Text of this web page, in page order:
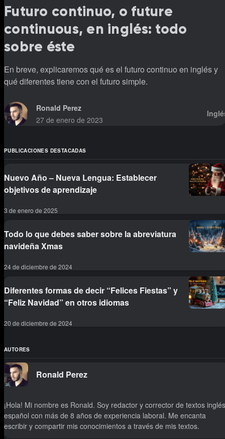
Futuro continuo, o future
continuous, en inglés: todo
sobre éste
En breve, explicaremos qué es el futuro continuo en inglés y
qué diferentes tiene con el futuro simple.
Ronald Perez
27 de enero de 2023
PUBLICACIONES DESTACADAS
Nuevo Año – Nueva Lengua: Establecer
objetivos de aprendizaje
3 de enero de 2025
Todo lo que debes saber sobre la abreviatura
navideña Xmas
24 de diciembre de 2024
Diferentes formas de decir “Felices Fiestas” y
“Feliz Navidad” en otros idiomas
20 de diciembre de 2024
AUTORES
Ronald Perez
¡Hola! Mi nombre es Ronald. Soy redactor y corrector de textos
español con más de 8 años de experiencia laboral. Me encanta
escribir y compartir mis conocimientos a través de mis textos.